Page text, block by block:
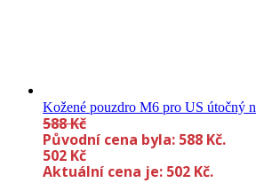
Kožené pouzdro M6 pro US útočný
588Kč
Původní cena byla: 588 Kč.
502 Kč
Aktuální cena je: 502 Kč.